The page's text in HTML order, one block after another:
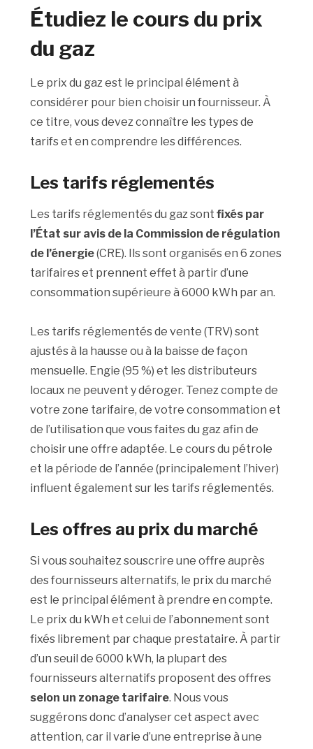
Étudiez le cours du prix
du gaz
Le prix du gaz est le principal élément à
considérer pour bien choisir un fournisseur. À
ce titre, vous devez connaître les types de
tarifs et en comprendre les différences.
Les tarifs réglementés
Les tarifs réglementés du gaz sontfixés par
l’État sur avis de la Commission de régulation
de l’énergie(CRE). Ils sont organisés en 6 zones
tarifaires et prennent effet à partir d’une
consommation supérieure à 6000 kWh par an.
Les tarifs réglementés de vente (TRV) sont
ajustés à la hausse ou à la baisse de façon
mensuelle. Engie (95 %) et les distributeurs
locaux ne peuvent y déroger. Tenez compte de
votre zone tarifaire, de votre consommation et
de l’utilisation que vous faites du gaz afin de
choisir une offre adaptée. Le cours du pétrole
et la période de l’année (principalement l’hiver)
influent également sur les tarifs réglementés.
Les offres au prix du marché
Si vous souhaitez souscrire une offre auprès
des fournisseurs alternatifs, le prix du marché
est le principal élément à prendre en compte.
Le prix du kWh et celui de l’abonnement sont
fixés librement par chaque prestataire. À partir
d’un seuil de 6000 kWh, la plupart des
fournisseurs alternatifs proposent des offres
selon un zonage tarifaire. Nous vous
suggérons donc d’analyser cet aspect avec
attention, car il varie d’une entreprise à une